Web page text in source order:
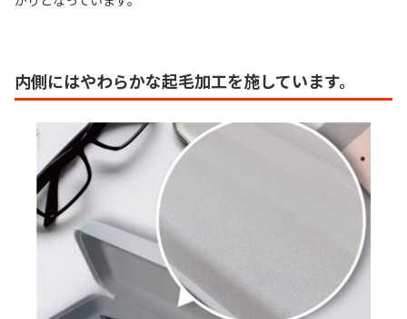
内側にはやわらかな起毛加工を施しています。